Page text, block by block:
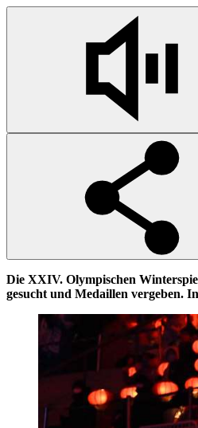
Die XXIV. Olympischen
gesucht und Medaillen vergeben.